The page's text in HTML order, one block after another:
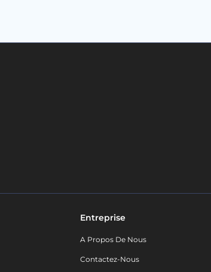
Entreprise
A Propos De Nous
Contactez-Nous